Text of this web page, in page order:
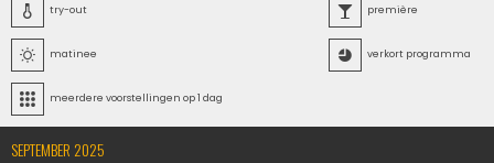
 try-out  première
 matinee  verkort programma
 meerdere voorstellingen op 1 dag
SEPTEMBER 2025